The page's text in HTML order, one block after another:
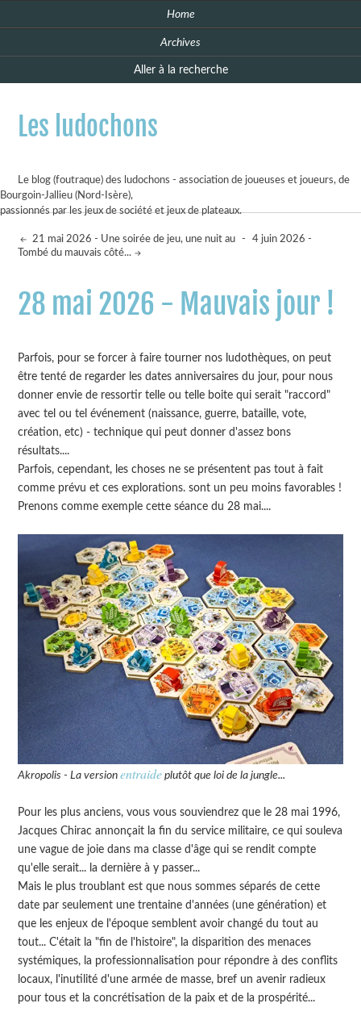
Home
Archives
Aller à la recherche
Les ludochons
Le blog (foutraque) des ludochons - association de joueuses et joueurs, de
Bourgoin-Jallieu (Nord-Isère),
passionnés par les jeux de société et jeux de plateaux.
21 mai 2026 - Une soirée de jeu, une nuit au -
4 juin 2026 -
Tombé du mauvais côté...
28 mai 2026 - Mauvais jour !
Parfois, pour se forcer à faire tourner nos ludothèques, on peut
être tenté de regarder les dates anniversaires du jour, pour nous
donner envie de ressortir telle ou telle boite qui serait "raccord"
avec tel ou tel événement (naissance, guerre, bataille, vote,
création, etc) - technique qui peut donner d'assez bons
résultats....
Parfois, cependant, les choses ne se présentent pas tout à fait
comme prévu et ces explorations. sont un peu moins favorables !
Prenons comme exemple cette séance du 28 mai....
Akropolis - La versionentraide plutôt que loi de la jungle...
Pour les plus anciens, vous vous souviendrez que le 28 mai 1996,
Jacques Chirac annonçait la fin du service militaire, ce qui souleva
une vague de joie dans ma classe d'âge qui se rendit compte
qu'elle serait... la dernière à y passer...
Mais le plus troublant est que nous sommes séparés de cette
date par seulement une trentaine d'années (une génération) et
que les enjeux de l'époque semblent avoir changé du tout au
tout... C'était la "fin de l'histoire", la disparition des menaces
systémiques, la professionnalisation pour répondre à des conflits
locaux, l'inutilité d'une armée de masse, bref un avenir radieux
pour tous et la concrétisation de la paix et de la prospérité...